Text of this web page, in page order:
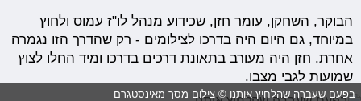
הבוקר, השחקן, עומר חזן, שכידוע מנהל לו"ז עמוס ולחוץ
במיוחד, גם היום היה בדרכו לצילומים - רק שהדרך הזו נגמרה
אחרת. חזן היה מעורב בתאונת דרכים בדרכו ומיד החלו לצוץ
שמועות לגבי מצבו.
בפעם שעברה שהלחיץ אותנו © צילום מסך מאינסטגרם